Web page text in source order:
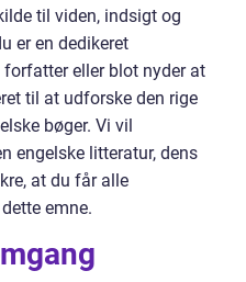
til viden, indsigt og
er en dedikeret
eller blot nyder at
til at udforske den rige
bøger. Vi vil
engelske litteratur, dens
at du får alle
emne.